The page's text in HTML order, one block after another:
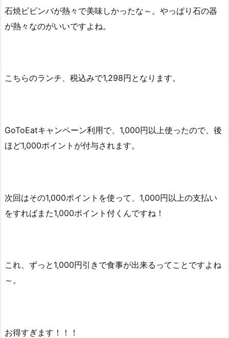
石焼ビビンバが熱々で美味しかったな～。やっぱり石の器
が熱々なのがいいですよね。
こちらのランチ、税込みで1,298円となります。
GoToEatキャンペーン利用で、1,000円以上使ったので、後
ほど1,000ポイントが付与されます。
次回はその1,000ポイントを使って、1,000円以上の支払い
をすればまた1,000ポイント付くんですね！
これ、ずっと1,000円引きで食事が出来るってことですよね
～。
お得すぎます！！！